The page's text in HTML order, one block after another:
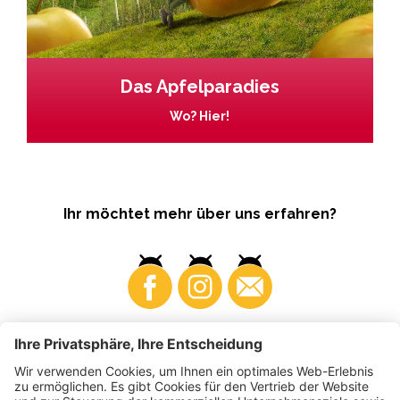
Das Apfelparadies
Wo? Hier!
Ihr möchtet mehr über uns erfahren?
Business Produzenten